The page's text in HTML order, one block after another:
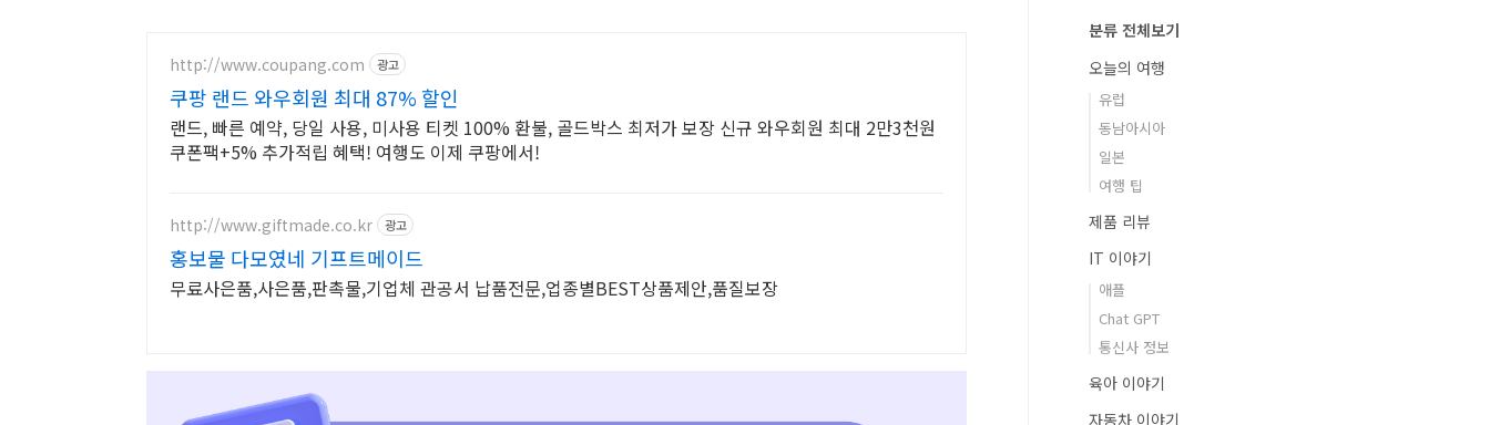
http://www.coupang.com 광고
쿠팡 랜드 와우회원 최대 87% 할인
랜드, 빠른 예약, 당일 사용, 미사용 티켓 100% 환불, 골드박스 최저가 보장 신규 와우회원 최대 2만3천원
쿠폰팩+5% 추가적립 혜택! 여행도 이제 쿠팡에서!
http://www.giftmade.co.kr 광고
홍보물 다모였네 기프트메이드
무료사은품,사은품,판촉물,기업체 관공서 납품전문,업종별BEST상품제안,품질보장
분류 전체보기
오늘의 여행
유럽
동남아시아
일본
여행 팁
제품 리뷰
IT 이야기
애플
Chat GPT
통신사 정보
육아 이야기
자동차 이야기